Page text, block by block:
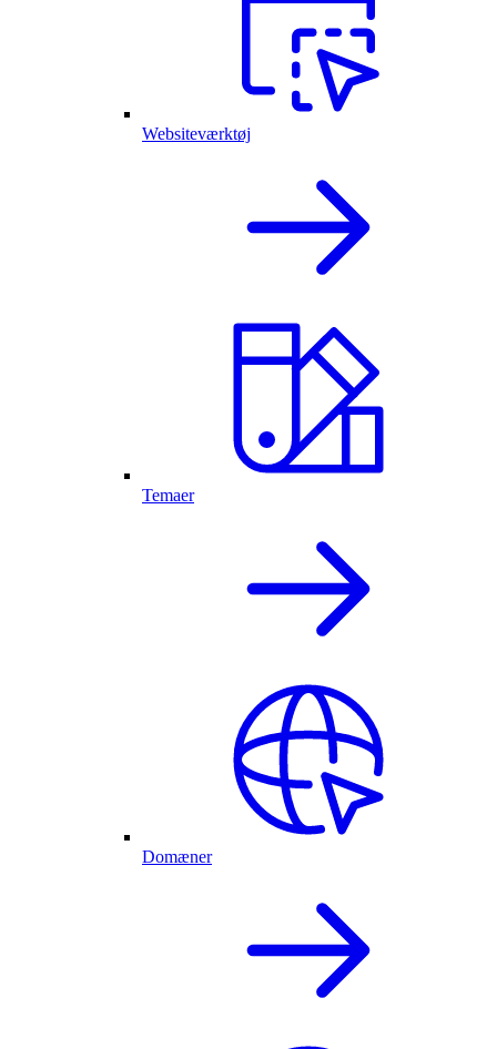
Websiteværktøj
Temaer
Domæner